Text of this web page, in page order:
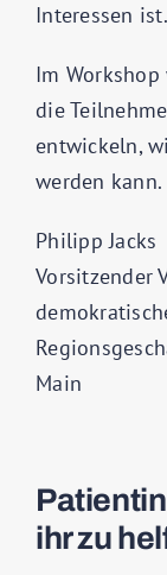
Interessen ist.
Im
die
entwickeln,
werden kann.
Philipp Jacks
Vorsitzender
Main
ihr zu